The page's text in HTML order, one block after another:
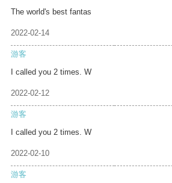
The world's best fantas
2022-02-14
游客
I called you 2 times. W
2022-02-12
游客
I called you 2 times. W
2022-02-10
游客